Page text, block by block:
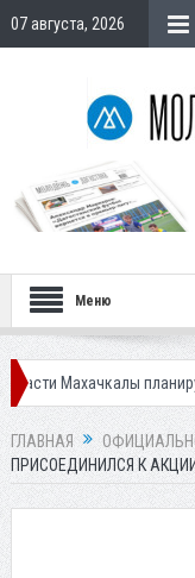
07 августа, 2026
Меню
планирует
ГЛАВНАЯ
ПРИСОЕДИНИЛСЯ К